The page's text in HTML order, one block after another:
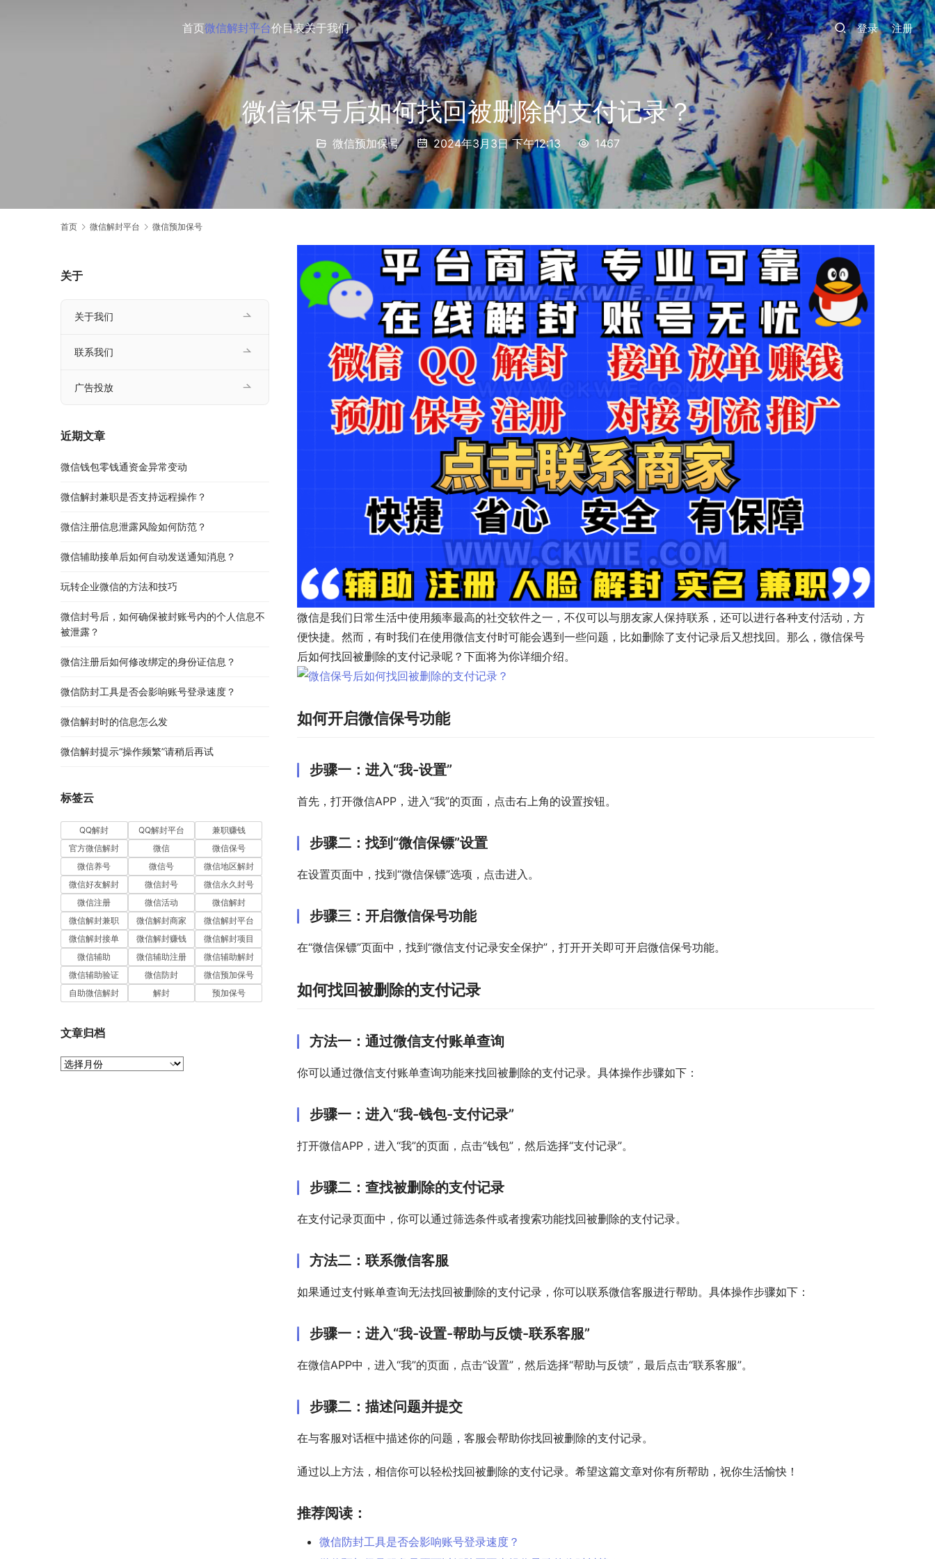
首页微信解封平台价目表关于我们 登录 注册
微信保号后如何找回被删除的支付记录？
微信预加保号 2024年3月3日 下午12:13 1467
首页 微信解封平台 微信预加保号
微信是我们日常生活中使用频率最高的社交软件之一，不仅可以与朋友家人保持联系，还可以进行各种支付活动，方
便快捷。然而，有时我们在使用微信支付时可能会遇到一些问题，比如删除了支付记录后又想找回。那么，微信保号
后如何找回被删除的支付记录呢？下面将为你详细介绍。
如何开启微信保号功能
步骤一：进入“我-设置”
首先，打开微信APP，进入“我”的页面，点击右上角的设置按钮。
步骤二：找到“微信保镖”设置
在设置页面中，找到“微信保镖”选项，点击进入。
步骤三：开启微信保号功能
在“微信保镖”页面中，找到“微信支付记录安全保护”，打开开关即可开启微信保号功能。
如何找回被删除的支付记录
方法一：通过微信支付账单查询
你可以通过微信支付账单查询功能来找回被删除的支付记录。具体操作步骤如下：
步骤一：进入“我-钱包-支付记录”
打开微信APP，进入“我”的页面，点击“钱包”，然后选择“支付记录”。
步骤二：查找被删除的支付记录
在支付记录页面中，你可以通过筛选条件或者搜索功能找回被删除的支付记录。
方法二：联系微信客服
如果通过支付账单查询无法找回被删除的支付记录，你可以联系微信客服进行帮助。具体操作步骤如下：
步骤一：进入“我-设置-帮助与反馈-联系客服”
在微信APP中，进入“我”的页面，点击“设置”，然后选择“帮助与反馈”，最后点击“联系客服”。
步骤二：描述问题并提交
在与客服对话框中描述你的问题，客服会帮助你找回被删除的支付记录。
通过以上方法，相信你可以轻松找回被删除的支付记录。希望这篇文章对你有所帮助，祝你生活愉快！
推荐阅读：
微信防封工具是否会影响账号登录速度？
关于
关于我们
联系我们
广告投放
近期文章
微信钱包零钱通资金异常变动
微信解封兼职是否支持远程操作？
微信注册信息泄露风险如何防范？
微信辅助接单后如何自动发送通知消息？
玩转企业微信的方法和技巧
微信封号后，如何确保被封账号内的个人信息不
被泄露？
微信注册后如何修改绑定的身份证信息？
微信防封工具是否会影响账号登录速度？
微信解封时的信息怎么发
微信解封提示“操作频繁”请稍后再试
标签云
QQ解封 QQ解封平台
兼职赚钱
官方微信解封
微信
微信保号
微信养号
微信号
微信地区解封
微信好友解封
微信封号
微信永久封号
微信注册
微信活动
微信解封
微信解封兼职
微信解封商家
微信解封平台
微信解封接单
微信解封赚钱
微信解封项目
微信辅助
微信辅助注册
微信辅助解封
微信辅助验证
微信防封
微信预加保号
自助微信解封
解封 预加保号
文章归档
文